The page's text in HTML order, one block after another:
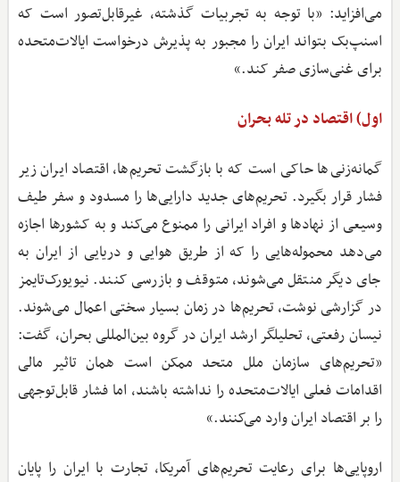
می‌افزاید: «با توجه به تجربیات گذشته، غیرقابل‌تصور است که
اسنپ‌بک بتواند ایران را مجبور به پذیرش درخواست ایالات‌متحده
برای غنی‌سازی صفر کند.»
اول) اقتصاد در تله بحران
گمانه‌زنی‌ها حاکی است که با بازگشت تحریم‌ها، اقتصاد ایران زیر
فشار قرار بگیرد. تحریم‌های جدید دارایی‌ها را مسدود و سفر طیف
وسیعی از نهادها و افراد ایرانی را ممنوع می‌کند و به کشورها اجازه
می‌دهد محموله‌هایی را که از طریق هوایی و دریایی از ایران به
جای دیگر منتقل می‌شوند، متوقف و بازرسی کنند. نیویورک‌تایمز
در گزارشی نوشت، تحریم‌ها در زمان بسیار سختی اعمال می‌شوند.
نیسان رفعتی، تحلیلگر ارشد ایران در گروه بین‌المللی بحران، گفت:
«تحریم‌های سازمان ملل متحد ممکن است همان تاثیر مالی
اقدامات فعلی ایالات‌متحده را نداشته باشند، اما فشار قابل‌توجهی
را بر اقتصاد ایران وارد می‌کنند.»
اروپایی‌ها برای رعایت تحریم‌های آمریکا، تجارت با ایران را پایان